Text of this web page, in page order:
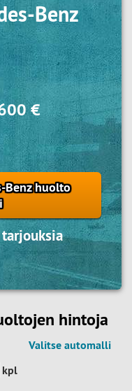
Benz
€
Benz huolto
hintoja
Valitse automalli
kpl